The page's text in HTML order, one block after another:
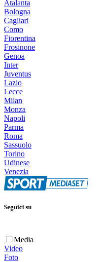
Atalanta
Bologna
Cagliari
Como
Fiorentina
Frosinone
Genoa
Inter
Juventus
Lazio
Lecce
Milan
Monza
Napoli
Parma
Roma
Sassuolo
Torino
Udinese
Venezia
Seguici su
Media
Video
Foto